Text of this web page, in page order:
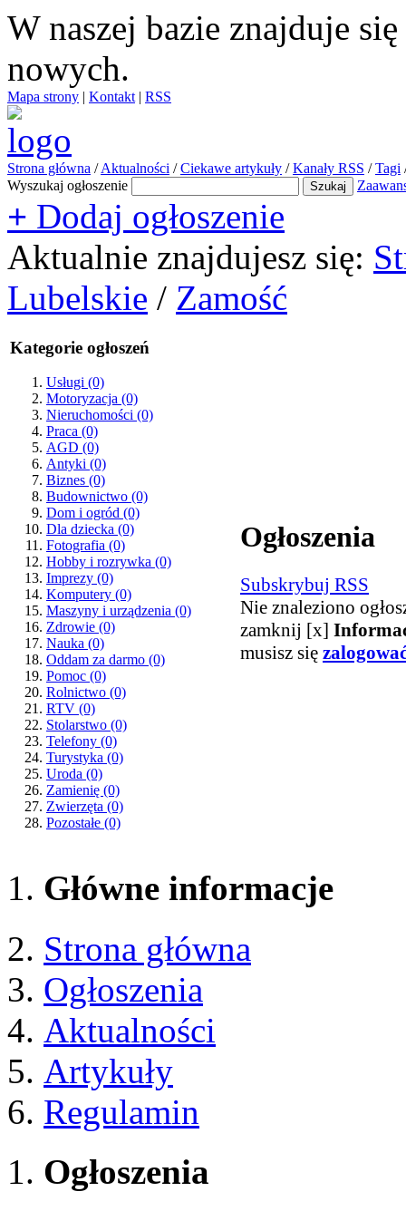
W naszej bazie znajduje się
nowych.
Mapa strony | Kontakt | RSS
Strona główna / Aktualności / Ciekawe artykuły / Kanały RSS / Tagi
Wyszukaj ogłoszenie
+ Dodaj ogłoszenie
Aktualnie znajdujesz się:
Lubelskie / Zamość
Kategorie ogłoszeń
Usługi (0)
Motoryzacja (0)
Nieruchomości (0)
Praca (0)
AGD (0)
Antyki (0)
Biznes (0)
Budownictwo (0)
Dom i ogród (0)
Dla dziecka (0)
Fotografia (0)
Hobby i rozrywka (0)
Imprezy (0)
Komputery (0)
Maszyny i urządzenia (0)
Zdrowie (0)
Nauka (0)
Oddam za darmo (0)
Pomoc (0)
Rolnictwo (0)
RTV (0)
Stolarstwo (0)
Telefony (0)
Turystyka (0)
Uroda (0)
Zamienię (0)
Zwierzęta (0)
Pozostałe (0)
Ogłoszenia
Subskrybuj RSS
Nie znaleziono
zamknij [x]
musisz się
Główne informacje
Strona główna
Ogłoszenia
Aktualności
Artykuły
Regulamin
Ogłoszenia